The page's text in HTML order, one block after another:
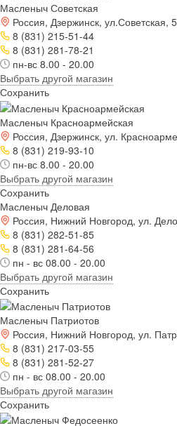
Масленыч Советская
Россия, Дзержинск, ул.Советская, 5
8 (831) 215-51-44
8 (831) 281-78-21
пн-вс 8.00 - 20.00
Выбрать другой магазин
Сохранить
Масленыч Красноармейская
Россия, Дзержинск, ул.
8 (831) 219-93-10
пн-вс 8.00 - 20.00
Выбрать другой магазин
Сохранить
Масленыч Деловая
Россия, Нижний Новгород, ул.
8 (831) 282-51-85
8 (831) 281-64-56
пн - вс 08.00 - 20.00
Выбрать другой магазин
Сохранить
Масленыч Патриотов
Россия, Нижний Новгород, ул.
8 (831) 217-03-55
8 (831) 281-52-27
пн - вс 08.00 - 20.00
Выбрать другой магазин
Сохранить